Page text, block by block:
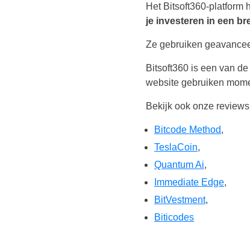
Het Bitsoft360-platform
je investeren in een
Ze gebruiken
Bitsoft360 is een van
website gebruiken
Bekijk ook onze
Bitcode Method,
TeslaCoin,
Quantum Ai,
Immediate Edge,
BitVestment,
Biticodes